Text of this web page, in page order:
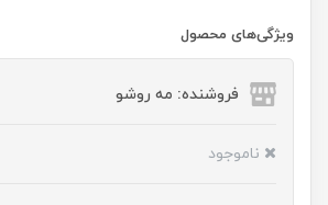
ویژگی‌های محصول
فروشنده: مه رو‌شو
ناموجود